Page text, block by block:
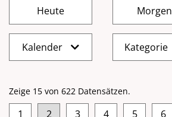
Kalender Kategorie
Zeige 15 von 622 Datensätzen.
1 2 3 4 5 6